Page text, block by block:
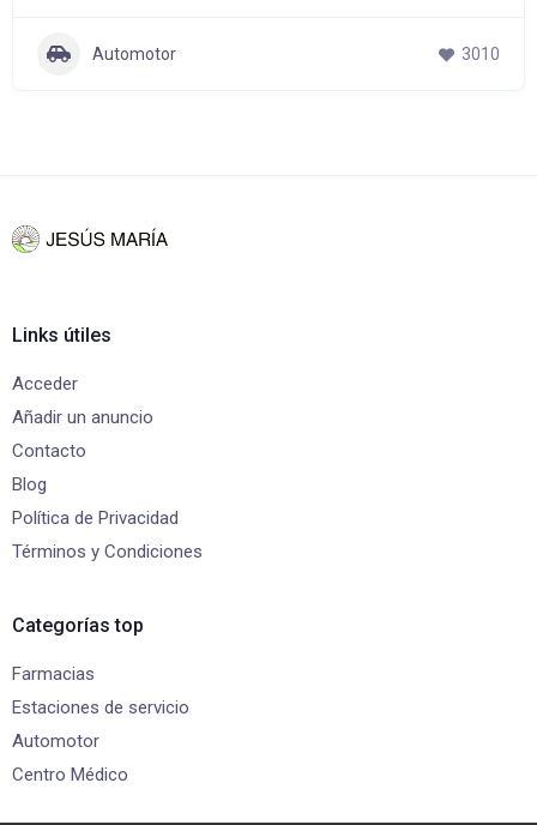
Automotor 3010
Links útiles
Acceder
Añadir un anuncio
Contacto
Blog
Política de Privacidad
Términos y Condiciones
Categorías top
Farmacias
Estaciones de servicio
Automotor
Centro Médico